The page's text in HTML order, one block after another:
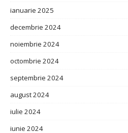
ianuarie 2025
decembrie 2024
noiembrie 2024
octombrie 2024
septembrie 2024
august 2024
iulie 2024
iunie 2024